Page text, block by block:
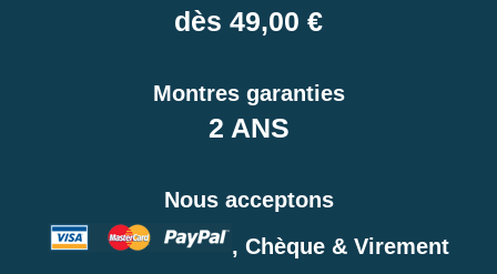
dès 49,00 €
Montres garanties
2 ANS
Nous acceptons
, Chèque & Virement